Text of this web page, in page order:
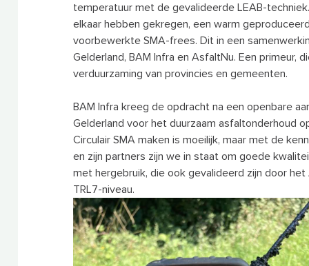
temperatuur met de gevalideerde LEAB-
elkaar hebben gekregen, een warm
voorbewerkte SMA-frees. Dit in een
Gelderland, BAM Infra en AsfaltNu. Een primeur,
verduurzaming van provincies en gemeenten.
BAM Infra kreeg de opdracht na een openbare
Gelderland voor het duurzaam asfaltonderhoud
Circulair SMA maken is moeilijk, maar met de
en zijn partners zijn we in staat om goede
met hergebruik, die ook gevalideerd zijn door
TRL7-niveau.